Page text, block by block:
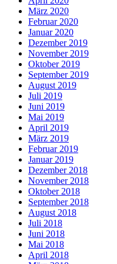
März 2020
Februar 2020
Januar 2020
Dezember 2019
November 2019
Oktober 2019
September 2019
August 2019
Juli 2019
Juni 2019
Mai 2019
April 2019
März 2019
Februar 2019
Januar 2019
Dezember 2018
November 2018
Oktober 2018
September 2018
August 2018
Juli 2018
Juni 2018
Mai 2018
April 2018